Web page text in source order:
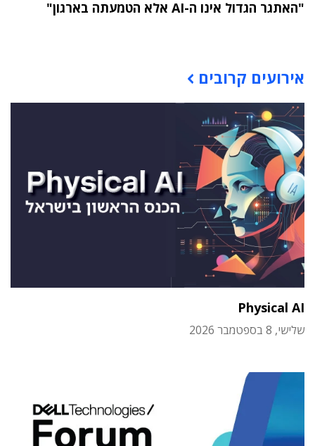
"האתגר הגדול אינו ה-AI אלא הטמעתה בארגון"
אירועים קרובים
Physical AI
שלישי, 8 בספטמבר 2026